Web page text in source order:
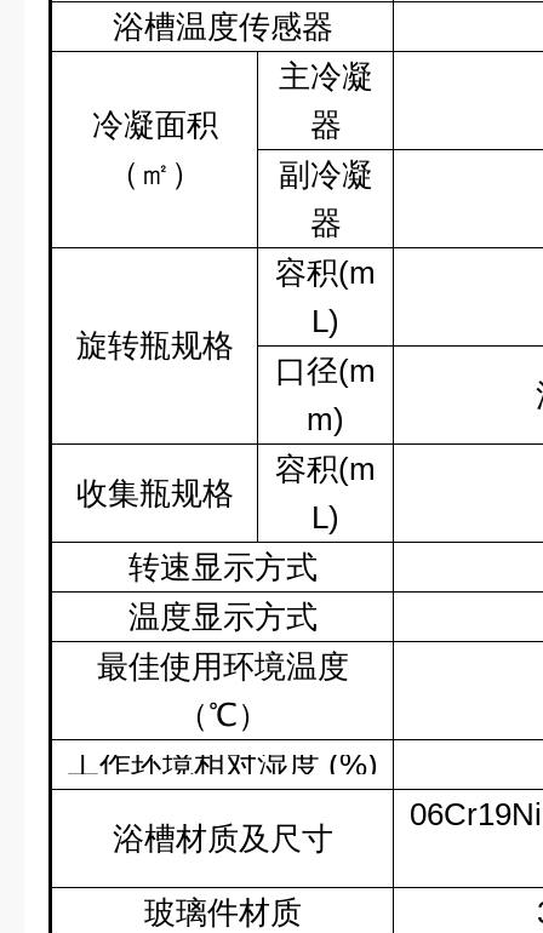
浴槽温度传感器
冷凝面积
（㎡）
主冷凝
器
副冷凝
器
旋转瓶规格
容积(m
L)
口径(m
m)
收集瓶规格
容积(m
L)
转速显示方式
温度显示方式
最佳使用环境温度
（℃）
工作环境相对湿度 (%)
浴槽材质及尺寸
玻璃件材质